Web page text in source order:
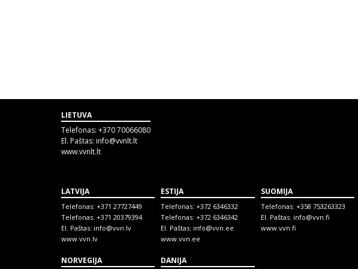
LIETUVA
Telefonas: +370 70066080
El. Paštas: info@vvnlt.lt
www.vvnlt.lt
LATVIJA
Telefonas: +371 27727449
Telefonas: +371 20379394
El. Paštas: info@vvn.lv
www.vvn.lv
ESTIJA
Telefonas:+372 6346332
Telefonas:+372 6346342
El. Paštas: info@vvn.ee
www.vvn.ee
SUOMIJA
Telefonas: +358 753263323
El. Paštas: info@vvn.fi
www.vvn.fi
NORVEGIJA DANIJA